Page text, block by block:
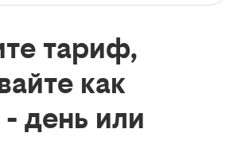
тариф,
как
день или